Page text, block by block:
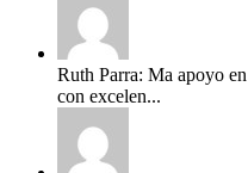
Ruth Parra: Ma apoyo
con excelen...